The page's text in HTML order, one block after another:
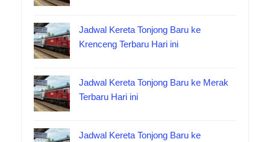
Jadwal Kereta Tonjong Baru ke
Krenceng Terbaru Hari ini
Jadwal Kereta Tonjong Baru ke Merak
Terbaru Hari ini
Jadwal Kereta Tonjong Baru ke